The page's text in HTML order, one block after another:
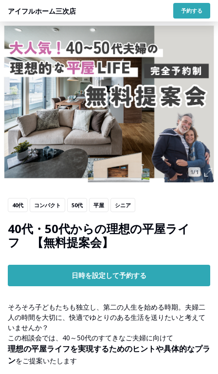
アイフルホーム三次店 予約する
1/1
40代 コンパクト 50代 平屋 シニア
40代・50代からの理想の平屋ライ
フ 【無料提案会】
日時を設定して予約する
そろそろ子どもたちも独立し、第二の人生を始める時期。夫婦二
人の時間を大切に、快適でゆとりのある生活を送りたいと考えて
いませんか？
この相談会では、40～50代のすてきなご夫婦に向けて
理想の平屋ライフを実現するためのヒントや具体的なプラ
ンをご提案いたします